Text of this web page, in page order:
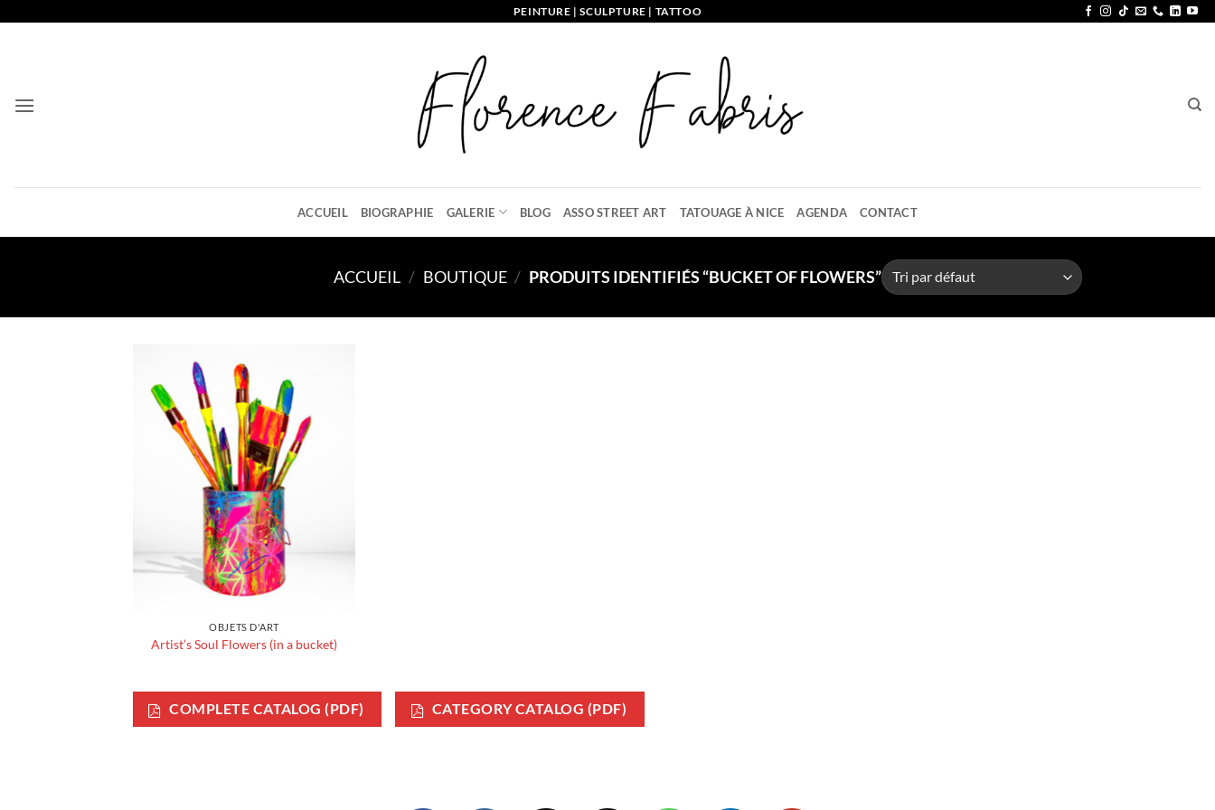
PEINTURE | SCULPTURE | TATTOO
ACCUEIL BIOGRAPHIE GALERIE BLOG ASSO STREET ART TATOUAGE À NICE AGENDA CONTACT
ACCUEIL / BOUTIQUE / PRODUITS IDENTIFIÉS “BUCKET OF FLOWERS”
OBJETS D'ART
Artist’s Soul Flowers (in a bucket)
COMPLETE CATALOG (PDF) CATEGORY CATALOG (PDF)